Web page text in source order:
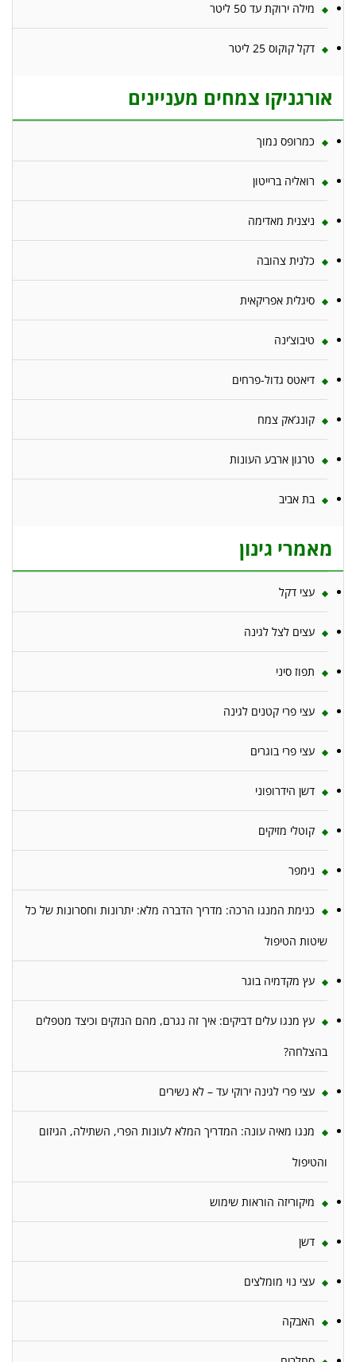
מילה ירוקת עד 50 ליטר
דקל קוקוס 25 ליטר
אורגניקו צמחים מעניינים
כמרופס נמוך
רואליה ברייטון
ניצנית מאדימה
כלנית צהובה
סיגלית אפריקאית
טיבוצ’ינה
דיאטס גדול-פרחים
קונג’אק צמח
טרגון ארבע העונות
בת אביב
מאמרי גינון
עצי דקל
עצים לצל לגינה
תפוז סיני
עצי פרי קטנים לגינה
עצי פרי בוגרים
דשן הידרופוני
קוטלי מזיקים
נימפר
כנימת המנגו הרכה: מדריך הדברה מלא: יתרונות וחסרונות של כל
שיטות הטיפול
עץ מקדמיה בוגר
עץ מנגו עלים דביקים: איך זה נגרם, מהם הנזקים וכיצד מטפלים
בהצלחה?
עצי פרי לגינה ירוקי עד – לא נשירים
מנגו מאיה עונה: המדריך המלא לעונות הפרי, השתילה, הגיזום
והטיפול
מיקוריזה הוראות שימוש
דשן
עצי נוי מומלצים
האבקה